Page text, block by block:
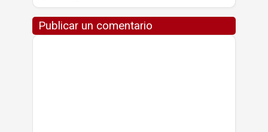
Publicar un comentario